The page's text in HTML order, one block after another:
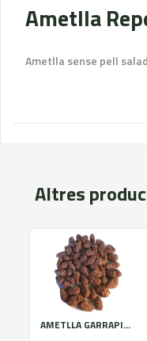
Ametlla
Ametlla sense pell
Altres
AMETLLA GARRAPINYADA PAQUITA